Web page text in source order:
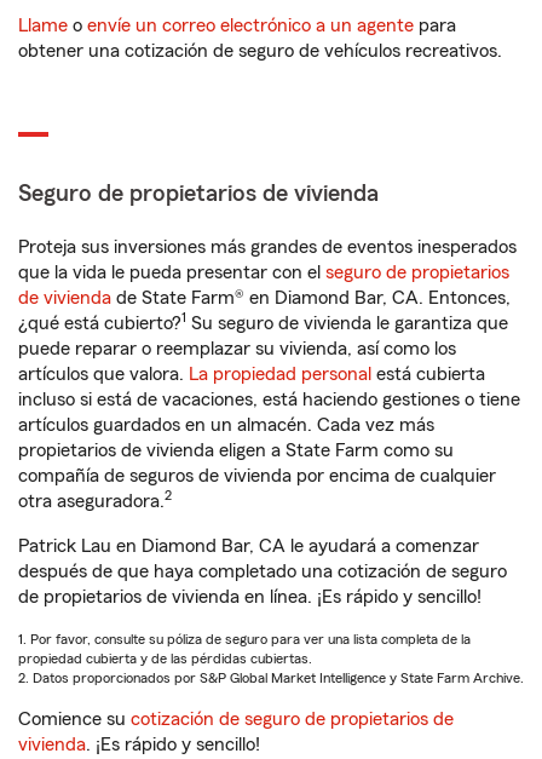
Llame o envíe un correo electrónico a un agente para
obtener una cotización de seguro de vehículos recreativos.
Seguro de propietarios de vivienda
Proteja sus inversiones más grandes de eventos inesperados
que la vida le pueda presentar con el seguro de propietarios
de vivienda de State Farm® en Diamond Bar, CA. Entonces,
¿qué está cubierto?1 Su seguro de vivienda le garantiza que
puede reparar o reemplazar su vivienda, así como los
artículos que valora. La propiedad personal está cubierta
incluso si está de vacaciones, está haciendo gestiones o tiene
artículos guardados en un almacén. Cada vez más
propietarios de vivienda eligen a State Farm como su
compañía de seguros de vivienda por encima de cualquier
otra aseguradora.2
Patrick Lau en Diamond Bar, CA le ayudará a comenzar
después de que haya completado una cotización de seguro
de propietarios de vivienda en línea. ¡Es rápido y sencillo!
1. Por favor, consulte su póliza de seguro para ver una lista completa de la
propiedad cubierta y de las pérdidas cubiertas.
2. Datos proporcionados por S&P Global Market Intelligence y State Farm Archive.
Comience su cotización de seguro de propietarios de
vivienda. ¡Es rápido y sencillo!